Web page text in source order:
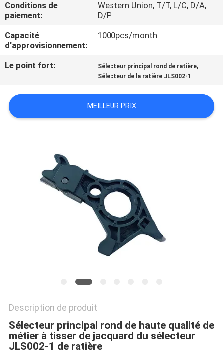
CONTRÔLE
DE
QUALITÉ
NOUS
CONTACTER
NOUVELLES
DEMANDEZ
PRIVACY
POLICY
Conditions de
paiement:
Western Union, T/T, L/C, D/A,
D/P
Capacité
d'approvisionnement:
1000pcs/month
Le point fort: Sélecteur principal rond de ratière,
Sélecteur de la ratière JLS002-1
MEILLEUR PRIX
Description de produit
Sélecteur principal rond de haute qualité de
métier à tisser de jacquard du sélecteur
JLS002-1 de ratière